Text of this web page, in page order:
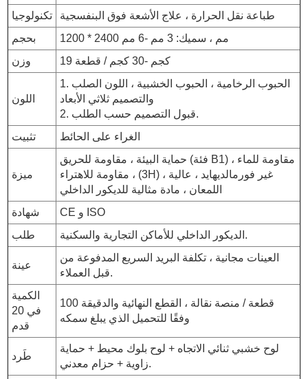
تكنولوجيا
طباعة نقل الحرارة ، علاج الأشعة فوق البنفسجية
بحجم
1200 * 2400 مم ، سميك: 3 مم -6 مم
وزن
19 كجم -30 كجم / قطعة
اللون
1. الحبوب الرخامية ، الحبوب الخشبية ، اللون الصلب
والتصميم ثلاثي الأبعاد
2. قبول التصميم حسب الطلب.
تثبيت
الغراء على الحائط
ميزة
حماية البيئة ، مقاومة للحريق (فئة B1) ، مقاومة للماء
، مقاومة للاهتراء (3H) ، غير فورمالديهايد ، عالية
اللمعان ، مادة مثالية للديكور الداخلي
شهادة
CE و ISO
طلب
الديكور الداخلي للأماكن التجارية والسكنية.
عينة
العينات مجانية ، تكلفة البريد السريع المدفوعة من
قبل العملاء.
الكمية
في 20
قدم
100 قطعة / منصة نقالة ، القطع النهائية والدقيقة
وفقًا للتحميل الذي يبلغ سمكه
طَرد
لوح خشبي ثنائي الاتجاه + لوح بلوك محيط + حماية
زاوية + حزام معدني.